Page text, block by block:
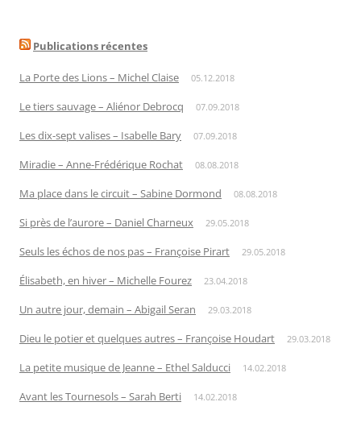
Publications récentes
La Porte des Lions – Michel Claise 05.12.2018
Le tiers sauvage – Aliénor Debrocq 07.09.2018
Les dix-sept valises – Isabelle Bary 07.09.2018
Miradie – Anne-Frédérique Rochat 08.08.2018
Ma place dans le circuit – Sabine Dormond 08.08.2018
Si près de l’aurore – Daniel Charneux 29.05.2018
Seuls les échos de nos pas – Françoise Pirart 29.05.2018
Élisabeth, en hiver – Michelle Fourez 23.04.2018
Un autre jour, demain – Abigail Seran 29.03.2018
Dieu le potier et quelques autres – Françoise Houdart 29.03.2018
La petite musique de Jeanne – Ethel Salducci 14.02.2018
Avant les Tournesols – Sarah Berti 14.02.2018